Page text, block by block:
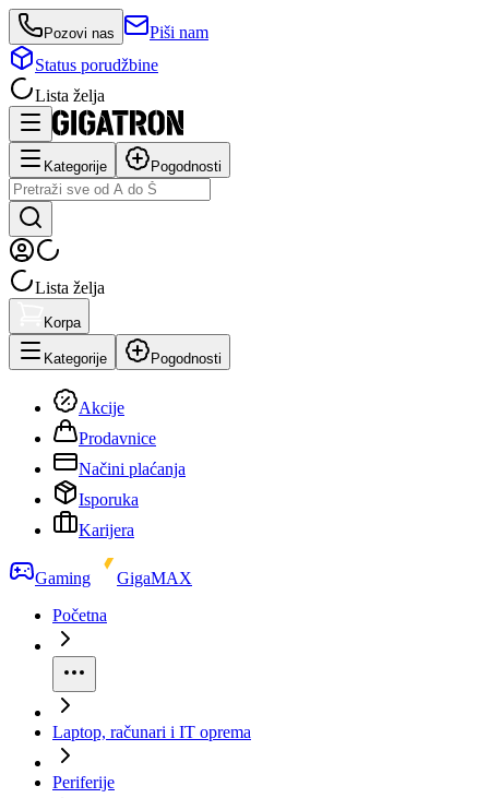
Pozovi nas
Piši nam
Status porudžbine
Lista želja
Kategorije Pogodnosti
Lista želja
Korpa
Kategorije Pogodnosti
Akcije
Prodavnice
Načini plaćanja
Isporuka
Karijera
Gaming
GigaMAX
Početna
Laptop, računari i IT oprema
Periferije